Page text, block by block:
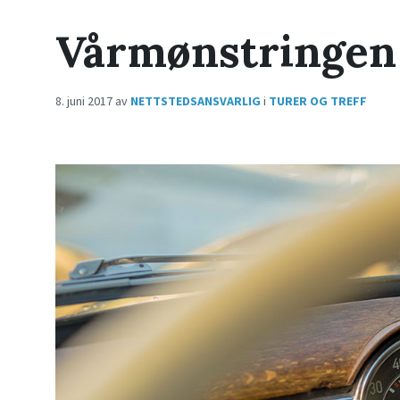
Vårmønstringen
8. juni 2017 av NETTSTEDSANSVARLIG i TURER OG TREFF